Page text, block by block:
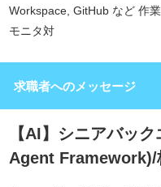
Workspace, GitHub など 作
モニタ対
求職者へのメッセージ
【AI】シニアバッ
Agent Framework)/